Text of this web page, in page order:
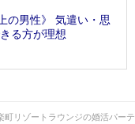
の男性》 気遣い・思
る方が理想
町リゾートラウンジの婚活パー